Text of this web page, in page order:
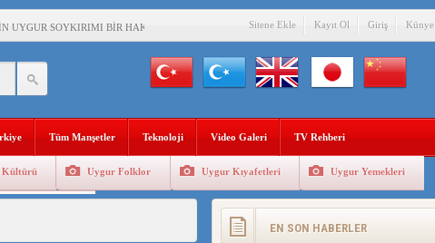
UYGUR SOYKIRIMI BİR HAKİKATTIR!
POSTMODERN BİR SOYKIRIMDIR!
BİZİM KIRMIZI ÇİZGİMİZDİR!”
TÜRKİSTAN
BAŞKANI’NA TEPKİLER SÜRÜYOR
Sitene Ekle Kayıt Ol Giriş Künye
Tüm Manşetler Teknoloji Video Galeri TV Rehberi
Kültürü Uygur Folklor Uygur Kıyafetleri Uygur Yemekleri
EN SON HABERLER